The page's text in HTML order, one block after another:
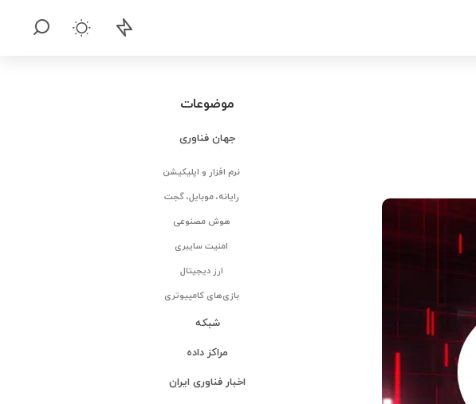
موضوعات
جهان فناوری
نرم افزار و اپلیکیشن
رایانه، موبایل، گجت
هوش مصنوعی
امنیت سایبری
ارز دیجیتال
بازی‌های کامپیوتری
شبکه
مراکز داده
اخبار فناوری ایران